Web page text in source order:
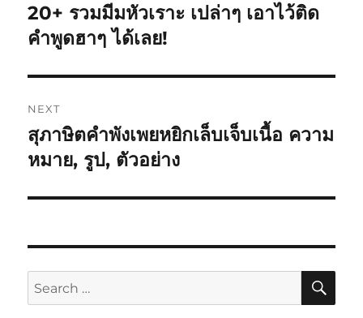
20+ รวมมีมหัวเราะ เปล่าๆ เอาไว้ติด
คำพูดฮาๆ ได้เลย!
NEXT
สุภาษิตคำพังเพยหยิกเล็บเจ็บเนื้อ ความ
หมาย, รูป, ตัวอย่าง